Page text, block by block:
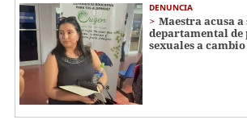
DENUNCIA
Maestra acusa
departamental de
sexuales a